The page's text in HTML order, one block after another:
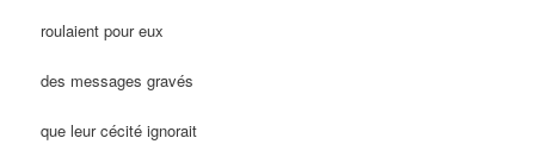
roulaient pour eux
des messages gravés
que leur cécité ignorait